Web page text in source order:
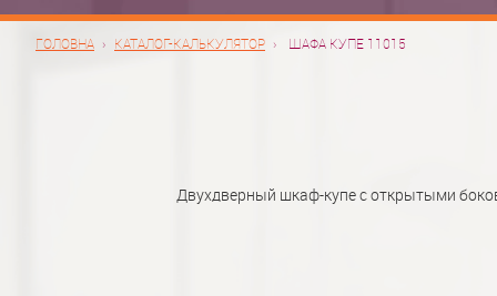
ГОЛОВНА КАТАЛОГ-КАЛЬКУЛЯТОР ШАФА КУПЕ 11015
Двухдверный шкаф-купе с открытыми